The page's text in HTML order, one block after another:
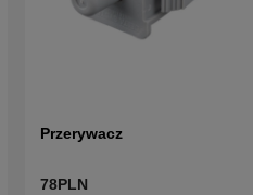
Przerywacz
78PLN